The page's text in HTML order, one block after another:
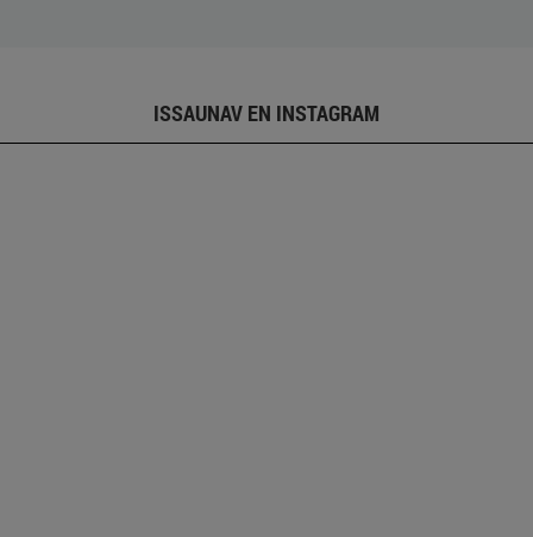
ISSAUNAV EN INSTAGRAM